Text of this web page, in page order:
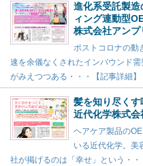
進化系受託製
ィング連動型
株式会社アンプ
ポストコロナの動
速を余儀なくされたインバウンド
がみえつつある・・・【記事詳細】
髪を知り尽く
近代化学株式会
ヘアケア製品の
いる近代化学。美
社が掲げるのは「幸せ」という・・